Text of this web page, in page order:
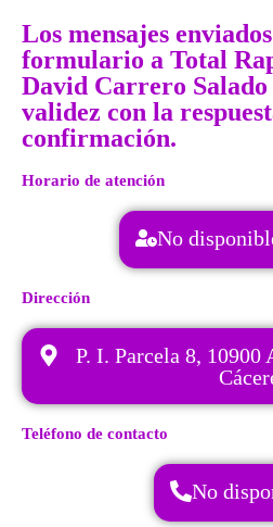
Los mensajes
formulario a Total
David Carrero Salado
validez con la
confirmación.
Horario de atención
No
Dirección
P. I. Parcela 8,
Teléfono de contacto
No